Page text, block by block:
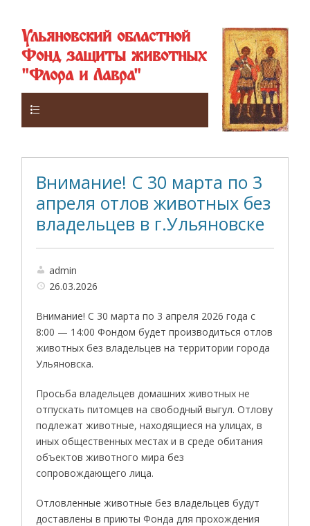
Ульяновский областной
Фонд защиты животных
"Флора и Лавра"
Внимание! С 30 марта по 3
апреля отлов животных без
владельцев в г.Ульяновске
admin
26.03.2026
Внимание! С 30 марта по 3 апреля 2026 года с
8:00 — 14:00 Фондом будет производиться отлов
животных без владельцев на территории города
Ульяновска.
Просьба владельцев домашних животных не
отпускать питомцев на свободный выгул. Отлову
подлежат животные, находящиеся на улицах, в
иных общественных местах и в среде обитания
объектов животного мира без
сопровождающего лица.
Отловленные животные без владельцев будут
доставлены в приюты Фонда для прохождения